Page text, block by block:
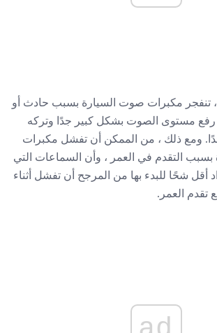
تنفجر مكبرات صوت السيارة بسبب حادث أو
رفع مستوى الصوت بشكل كبير جدًا وتركه
ومع ذلك ، من الممكن أن تفشل مكبرات
التقدم في العمر ، وأن السماعات التي
أقل شحًا للبدء بها من المرجح أن تفشل أثناء
تقدم العمر.
ad